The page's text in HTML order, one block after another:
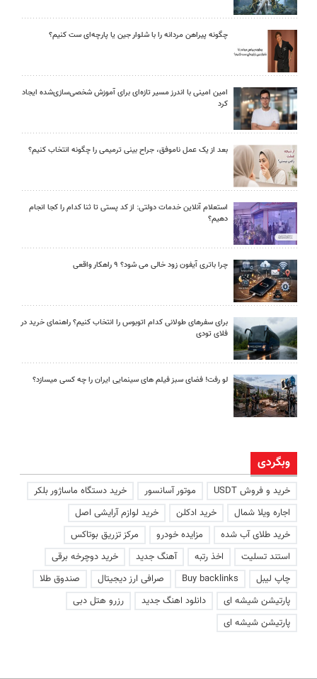
چگونه پیراهن مردانه را با شلوار جین یا پارچه‌ای ست کنیم؟
امین امینی با اندرز مسیر تازه‌ای برای آموزش شخصی‌سازی‌شده ایجاد
کرد
بعد از یک عمل ناموفق، جراح بینی ترمیمی را چگونه انتخاب کنیم؟
استعلام آنلاین خدمات دولتی: از کد پستی تا ثنا کدام را کجا انجام
دهیم؟
چرا باتری آیفون زود خالی می شود؟ ۹ راهکار واقعی
برای سفرهای طولانی کدام اتوبوس را انتخاب کنیم؟ راهنمای خرید در
فلای تودی
لو رفت! فضای سبز فیلم های سینمایی ایران را چه کسی میسازد؟
وبگردی
خرید و فروش USDT موتور آسانسور
خرید دستگاه ماساژور بلکر
اجاره ویلا شمال
خرید ادکلن
خرید لوازم آرایشی اصل
خرید طلای آب شده
مزایده خودرو
مرکز تزریق بوتاکس
استند تسلیت
اخذ رتبه آهنگ جدید
خرید دوچرخه برقی
چاپ لیبل
Buy backlinks صرافی ارز دیجیتال
صندوق طلا
پارتیشن شیشه ای
دانلود اهنگ جدید
رزرو هتل دبی
پارتیشن شیشه ای